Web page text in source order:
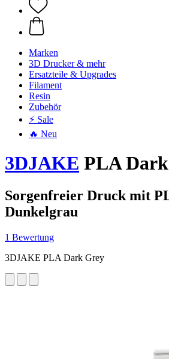
Marken
3D Drucker & mehr
Ersatzteile & Upgrades
Filament
Resin
Zubehör
⚡ Sale
🔥 Neu
3DJAKE PLA
Sorgenfreier Druck mit
Dunkelgrau
1 Bewertung
3DJAKE PLA Dark Grey